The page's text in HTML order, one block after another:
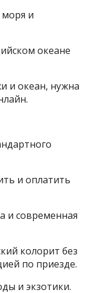
и
океане
и океан, нужна
и оплатить
и современная
колорит без
по приезде.
и экзотики.